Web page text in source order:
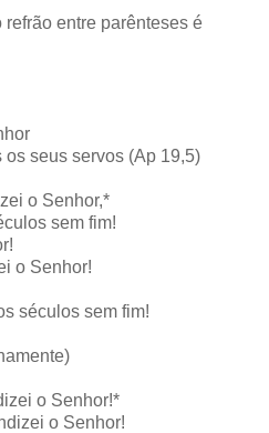
entre parênteses é
os seus servos (Ap 19,5)
o Senhor,*
sem fim!
o Senhor!
séculos sem fim!
o Senhor!*
o Senhor!